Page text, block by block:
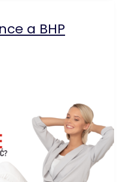
a BHP